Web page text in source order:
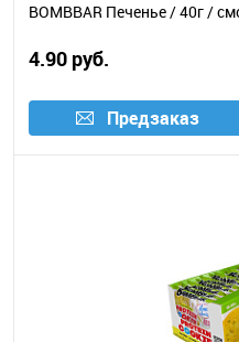
BOMBBAR Печенье / 40г /
4.90 руб.
Предзаказ